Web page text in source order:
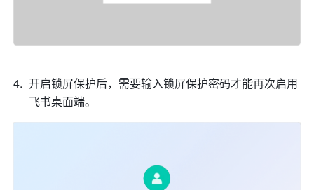
开启锁屏保护后，需要输入锁屏保护密码才能再次启用
飞书桌面端。